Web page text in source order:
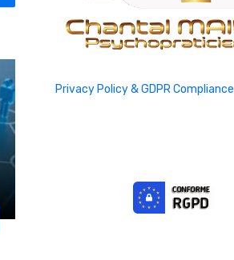
Privacy Policy & GDPR Compliance